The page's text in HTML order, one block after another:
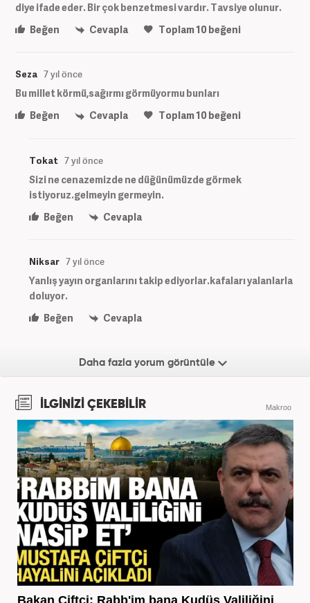
diye ifade eder. Bir çok benzetmesi vardır. Tavsiye olunur.
Beğen
Cevapla Toplam10beğeni
Seza 7 yıl önce
Bu millet körmü,sağırmı görmüyormu bunları
Beğen
Cevapla Toplam10beğeni
Tokat 7 yıl önce
Sizi ne cenazemizde ne düğünümüzde görmek
istiyoruz.gelmeyin germeyin.
Beğen
Cevapla
Niksar 7 yıl önce
Yanlış yayın organlarını takip ediyorlar.kafaları yalanlarla
doluyor.
Beğen
Cevapla
Daha fazla yorum görüntüle
İLGİNİZİ ÇEKEBİLİR Makroo
Bakan Çiftçi: Rabb'im bana Kudüs Valiliğini